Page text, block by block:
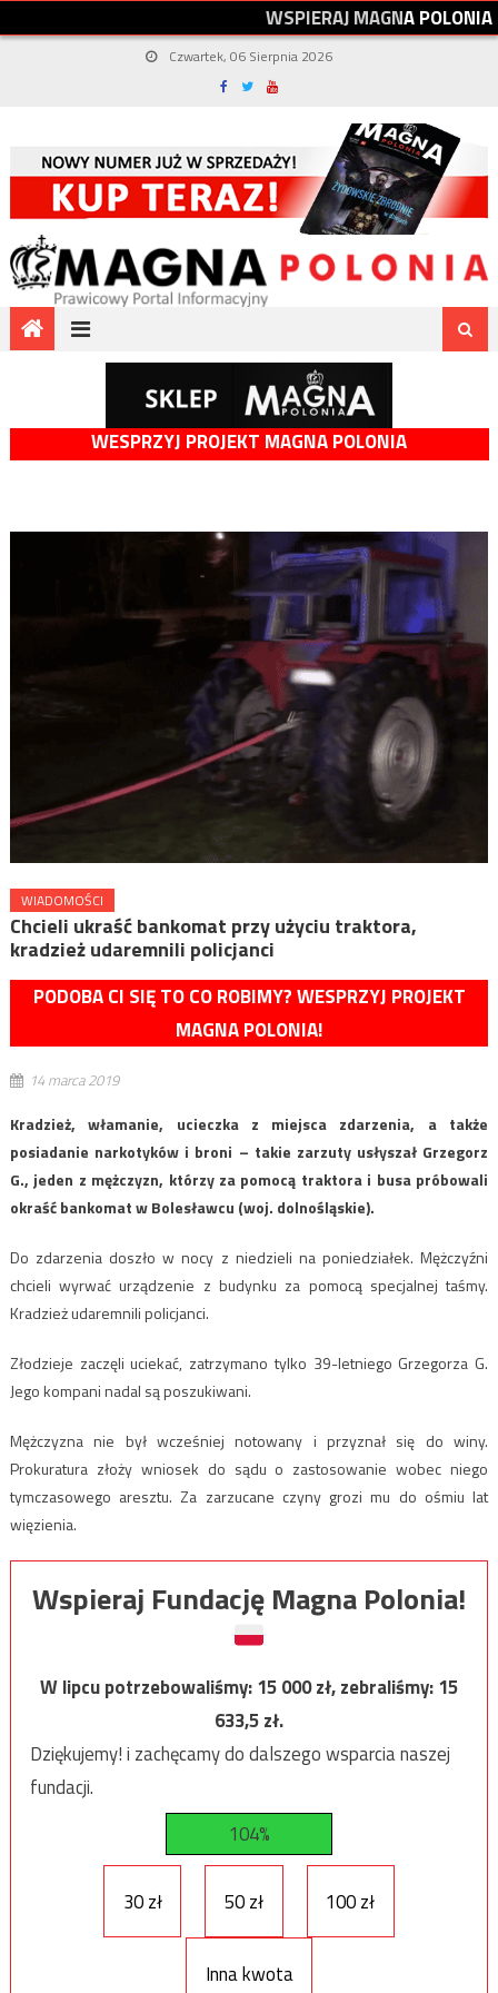
WSPIERAJMAGNAPOLONIA
Czwartek, 06 Sierpnia 2026
WESPRZYJ PROJEKT MAGNA POLONIA
WIADOMOŚCI
Chcieli ukraść bankomat przy użyciu traktora,
kradzież udaremnili policjanci
PODOBA CI SIĘ TO CO ROBIMY? WESPRZYJ PROJEKT
MAGNA POLONIA!
14 marca 2019
Kradzież, włamanie, ucieczka z miejsca zdarzenia, a także
posiadanie narkotyków i broni – takie zarzuty usłyszał Grzegorz
G., jeden z mężczyzn, którzy za pomocą traktora i busa próbowali
okraść bankomat w Bolesławcu (woj. dolnośląskie).
Do zdarzenia doszło w nocy z niedzieli na poniedziałek. Mężczyźni
chcieli wyrwać urządzenie z budynku za pomocą specjalnej taśmy.
Kradzież udaremnili policjanci.
Złodzieje zaczęli uciekać, zatrzymano tylko 39-letniego Grzegorza G.
Jego kompani nadal są poszukiwani.
Mężczyzna nie był wcześniej notowany i przyznał się do winy.
Prokuratura złoży wniosek do sądu o zastosowanie wobec niego
tymczasowego aresztu. Za zarzucane czyny grozi mu do ośmiu lat
więzienia.
Wspieraj Fundację Magna Polonia!
W lipcu potrzebowaliśmy:15 000zł, zebraliśmy:15
633,5zł.
Dziękujemy! i zachęcamy do dalszego wsparcia naszej
fundacji.
104%
30 zł 50 zł 100 zł
Inna kwota